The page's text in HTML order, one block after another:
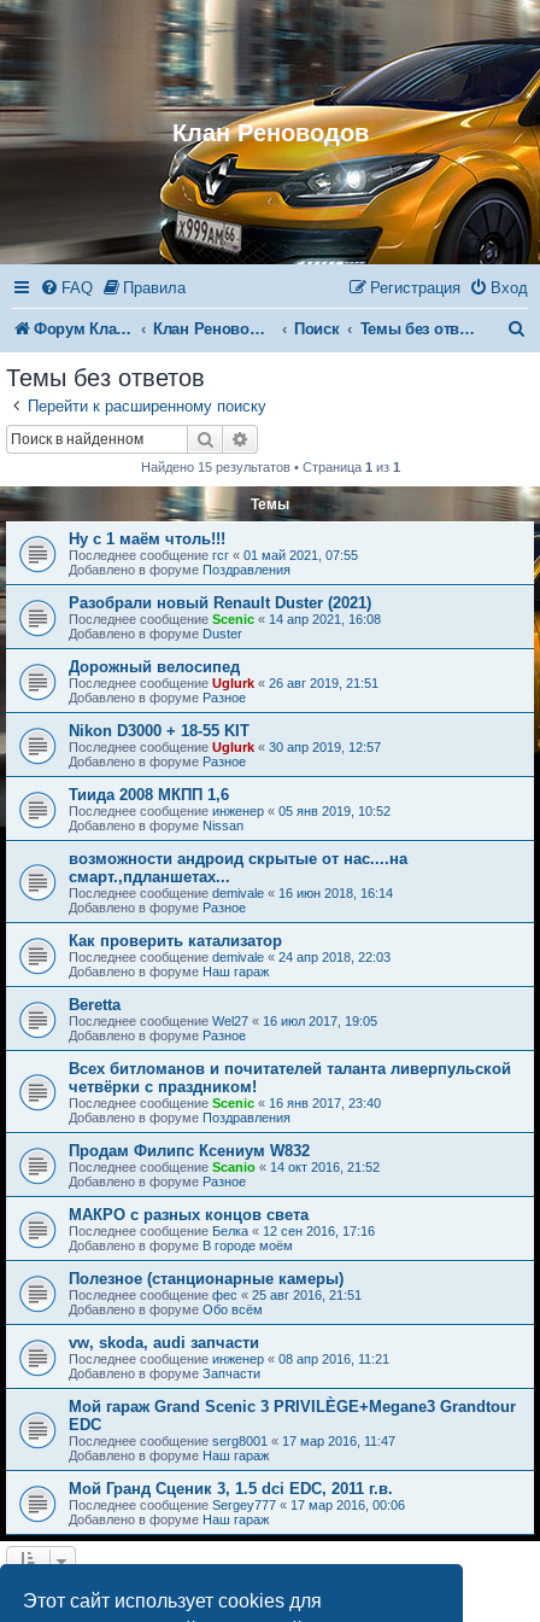
Этот сайт использует cookies для
Клан Реноводов
FAQ Правила Вход
Регистрация
Форум Клана Реноводов Клан Реноводов Поиск Темы без ответов
Темы без ответов
Перейти к расширенному поиску
Поиск
Найдено 15 результатов • Страница 1 из 1
Темы
Ну с 1 маём чтоль!!!
Последнее сообщение гсг « 01 май 2021, 07:55
Добавлено в форуме Поздравления
Разобрали новый Renault Duster (2021)
Последнее сообщение Scenic « 14 апр 2021, 16:08
Добавлено в форуме Duster
Дорожный велосипед
Последнее сообщение Uglurk « 26 авг 2019, 21:51
Добавлено в форуме Разное
Nikon D3000 + 18-55 KIT
Последнее сообщение Uglurk « 30 апр 2019, 12:57
Добавлено в форуме Разное
Тиида 2008 МКПП 1,6
Последнее сообщение инженер « 05 янв 2019, 10:52
Добавлено в форуме Nissan
возможности андроид скрытые от нас....на
смарт.,пдланшетах...
Последнее сообщение demivale « 16 июн 2018, 16:14
Добавлено в форуме Разное
Как проверить катализатор
Последнее сообщение demivale « 24 апр 2018, 22:03
Добавлено в форуме Наш гараж
Beretta
Последнее сообщение Wel27 « 16 июл 2017, 19:05
Добавлено в форуме Разное
Всех битломанов и почитателей таланта ливерпульской
четвёрки с праздником!
Последнее сообщение Scenic « 16 янв 2017, 23:40
Добавлено в форуме Поздравления
Продам Филипс Ксениум W832
Последнее сообщение Scanio « 14 окт 2016, 21:52
Добавлено в форуме Разное
МАКРО с разных концов света
Последнее сообщение Белка « 12 сен 2016, 17:16
Добавлено в форуме В городе моём
Полезное (станционарные камеры)
Последнее сообщение фес « 25 авг 2016, 21:51
Добавлено в форуме Обо всём
vw, skoda, audi запчасти
Последнее сообщение инженер « 08 апр 2016, 11:21
Добавлено в форуме Запчасти
Мой гараж Grand Scenic 3 PRIVILÈGE+Megane3 Grandtour
EDC
Последнее сообщение serg8001 « 17 мар 2016, 11:47
Добавлено в форуме Наш гараж
Мой Гранд Сценик 3, 1.5 dci EDC, 2011 г.в.
Последнее сообщение Sergey777 « 17 мар 2016, 00:06
Добавлено в форуме Наш гараж